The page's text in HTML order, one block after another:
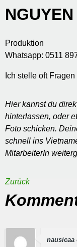
Produktion
Whatsapp: 0511
Ich stelle oft
Hier kannst du
hinterlassen, oder
Foto schicken.
schnell ins
MitarbeiterIn
Zurück
nausicaa